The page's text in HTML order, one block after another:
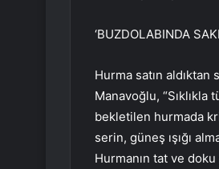
‘BUZDOLABINDA
Hurma satın
Manavoğlu,
bekletilen hurmada
serin, güneş ışığı
Hurmanın tat ve doku